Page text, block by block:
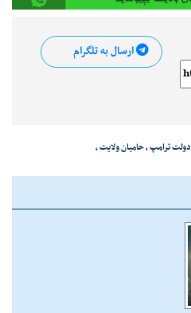
ارسال به تلگرام
دولت ترامپ،حامیان ولایت،